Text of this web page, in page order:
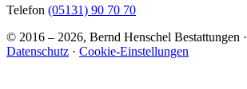
Telefon (05131) 90 70 70
© 2016 – 2026, Bernd Henschel Bestattungen ·
Datenschutz · Cookie-Einstellungen